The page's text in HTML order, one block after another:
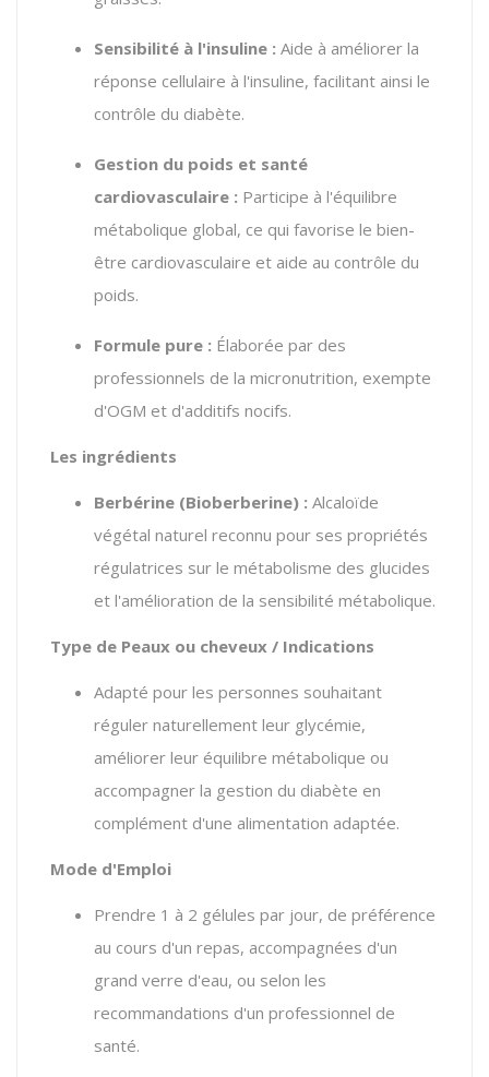
Sensibilité à l'insuline : Aide à améliorer la
réponse cellulaire à l'insuline, facilitant ainsi le
contrôle du diabète.
Gestion du poids et santé
cardiovasculaire : Participe à l'équilibre
métabolique global, ce qui favorise le bien-
être cardiovasculaire et aide au contrôle du
poids.
Formule pure : Élaborée par des
professionnels de la micronutrition, exempte
d'OGM et d'additifs nocifs.
Les ingrédients
Berbérine (Bioberberine) : Alcaloïde
végétal naturel reconnu pour ses propriétés
régulatrices sur le métabolisme des glucides
et l'amélioration de la sensibilité métabolique.
Type de Peaux ou cheveux / Indications
Adapté pour les personnes souhaitant
réguler naturellement leur glycémie,
améliorer leur équilibre métabolique ou
accompagner la gestion du diabète en
complément d'une alimentation adaptée.
Mode d'Emploi
Prendre 1 à 2 gélules par jour, de préférence
au cours d'un repas, accompagnées d'un
grand verre d'eau, ou selon les
recommandations d'un professionnel de
santé.